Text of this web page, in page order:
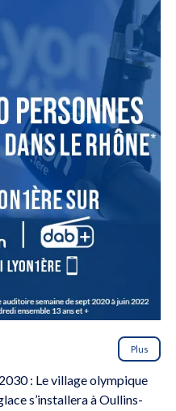
Plus
: Le village olympique
s’installera à Oullins-